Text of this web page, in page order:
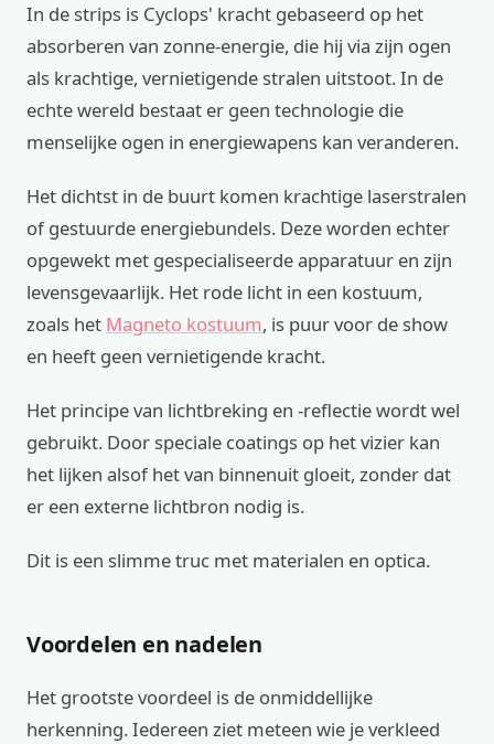
In de strips is Cyclops' kracht gebaseerd op het
absorberen van zonne-energie, die hij via zijn ogen
als krachtige, vernietigende stralen uitstoot. In de
echte wereld bestaat er geen technologie die
menselijke ogen in energiewapens kan veranderen.
Het dichtst in de buurt komen krachtige laserstralen
of gestuurde energiebundels. Deze worden echter
opgewekt met gespecialiseerde apparatuur en zijn
levensgevaarlijk. Het rode licht in een kostuum,
zoals het Magneto kostuum, is puur voor de show
en heeft geen vernietigende kracht.
Het principe van lichtbreking en -reflectie wordt wel
gebruikt. Door speciale coatings op het vizier kan
het lijken alsof het van binnenuit gloeit, zonder dat
er een externe lichtbron nodig is.
Dit is een slimme truc met materialen en optica.
Voordelen en nadelen
Het grootste voordeel is de onmiddellijke
herkenning. Iedereen ziet meteen wie je verkleed